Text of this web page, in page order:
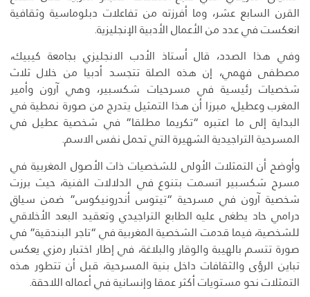
القرن السابع عشر، وما أفرزته من تفاعلات دبلوماسية وثقافية
انعكست في عدد من الأعمال الأدبية الإنجليزية.
وفي هذا الصدد، قال أستاذ الأدب الانجليزي بجامعة كيبيك،
مصطفى فهمي، إن هذه الصلة تتجسد أدبيا من خلال ثلاث
شخصيات رئيسية في مسرحيات شكسبير، وهي آرون وأمير
المغرب وعطيل، مبرزا أن هذا التمثيل يتدرج من صورة نمطية في
البداية إلى ما اعتبره “تكريما مطلقا” في شخصية عطيل في
المسرحية التراجيدية الشهيرة التي تحمل نفس الاسم.
وأوضح أن التمثلات الأولى للشخصيات ذات الأصول المغربية في
مسرح شكسبير اتسمت بتنوع في الدلالات الفنية، حيث برزت
شخصية آرون في مسرحية “تيتوس أندرونيكوس” ضمن سياق
درامي حاد يطغى عليه الطابع التراجيدي وتعقيد البعد الأخلاقي
للشخصية، فيما قدمت الشخصية المغربية في “تاجر البندقية” في
صورة تتسم بالهيبة والوقار والبلاغة، في إطار اختبار رمزي يعكس
تباين الرؤى والثقافات داخل بنية المسرحية، قبل أن تتطور هذه
التمثلات نحو مستويات أكثر عمقا وإنسانية في أعماله اللاحقة.